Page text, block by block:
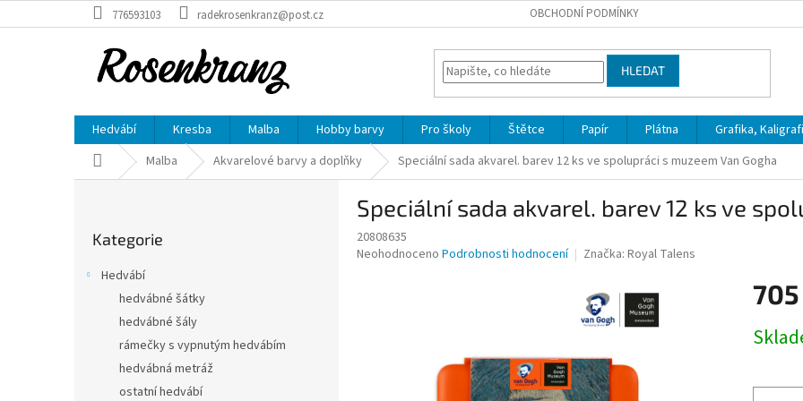
na
776593103 radekrosenkranz@post.cz OBCHODNÍ PODMÍNKY
HLEDAT
Hedvábí Kresba Malba Hobby barvy Pro školy Štětce Papír Plátna Grafika,
Domů Malba Akvarelové barvy a doplňky Speciální sada akvarel. barev 12 ks ve spolupráci s muzeem Van Gogha
kategorie
Kategorie
Hedvábí
hedvábné šátky
hedvábné šály
rámečky s vypnutým hedvábím
hedvábná metráž
ostatní hedvábí
Speciální sada akvarel. barev 12 ks ve
20808635
Průměrné
Neohodnoceno Podrobnosti hodnocení Značka: Royal Talens
705
cena: